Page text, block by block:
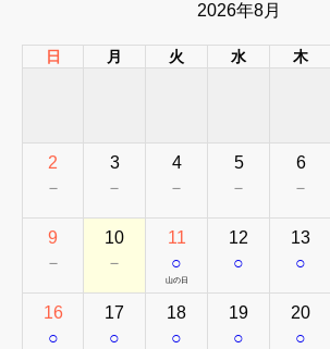
2026年8月
日 月 火 水 木
2
－
3
－
4
－
5
－
6
－
9
－
10
－
11
○
山の日
12
○
13
○
16
○
17
○
18
○
19
○
20
○